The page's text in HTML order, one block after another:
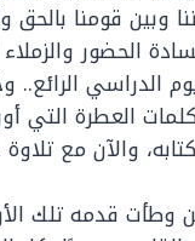
وبين قومنا بالحق
الحضور
الدراسي الرائع..
العطرة التي
والآن مع
وطأت قدمه تلك